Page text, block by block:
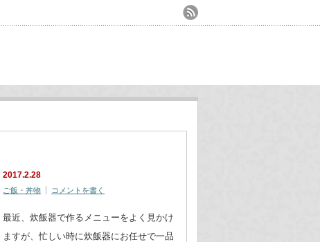
2017.2.28
ご飯・丼物 コメントを書く
最近、炊飯器で作るメニューをよく見かけ
ますが、忙しい時に炊飯器にお任せで一品